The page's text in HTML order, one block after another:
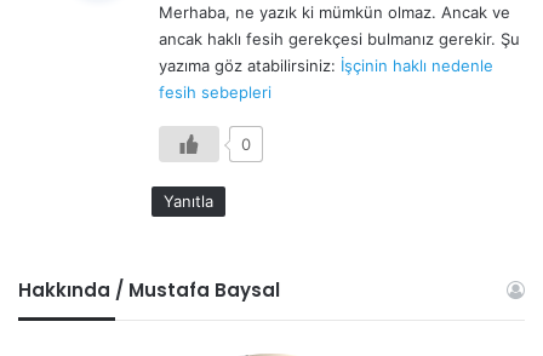
i
k
i
Merhaba, ne yazık ki mümkün olmaz. Ancak ve
ancak haklı fesih gerekçesi bulmanız gerekir. Şu
yazıma göz atabilirsiniz: İşçinin haklı nedenle
fesih sebepleri
0
Yanıtla
Hakkında / Mustafa Baysal